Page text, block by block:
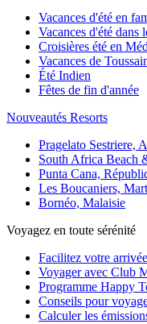
Vacances d'été en
Vacances d'été dans
Croisières été en
Vacances de
Été Indien
Fêtes de fin d'année
Nouveautés Resorts
Pragelato Sestriere,
South Africa Beach
Punta Cana,
Les Boucaniers,
Bornéo, Malaisie
Voyagez en toute sérénité
Facilitez votre
Voyager avec Club
Programme Happy
Conseils pour
Calculer les